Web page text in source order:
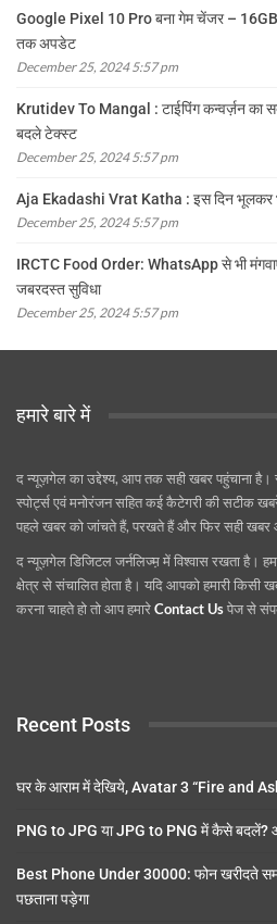
Google Pixel 10 Pro बना गेम चेंजर –
तक अपडेट
December 25, 2024 5:57 pm
Krutidev To Mangal : टाईपिंग कन्वर्ज़न का
बदले टेक्स्ट
December 25, 2024 5:57 pm
Aja Ekadashi Vrat Katha : इस दिन भूलकर
December 25, 2024 5:57 pm
IRCTC Food Order: WhatsApp से भी
जबरदस्त सुविधा
December 25, 2024 5:57 pm
हमारे बारे में
द न्यूज़गेल का उद्देश्य, आप तक सही खबर पहुंचाना है।
स्पोर्ट्स एवं मनोरंजन सहित कई कैटेगरी की सटीक
पहले खबर को जांचते हैं, परखते हैं और फिर सही खबर
द न्यूज़गेल डिजिटल जर्नलिज्म़ में विश्वास रखता है।
क्षेत्र से संचालित होता है। यदि आपको हमारी किसी
करना चाहते हो तो आप हमारेContact Usपेज से
Recent Posts
घर के आराम में देखिये, Avatar 3 “Fire and
PNG to JPG या JPG to PNG में कैसे बदलें?
Best Phone Under 30000: फोन खरीदते
पछताना पड़ेगा